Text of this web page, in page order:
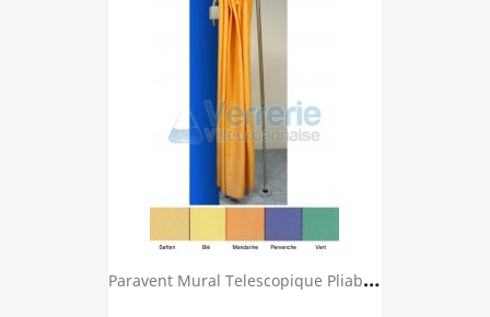
P
Aravent Mural Telescopique Pliable Avec Toile ...